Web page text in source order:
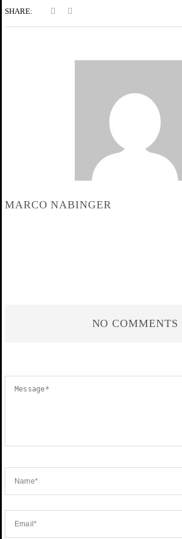
SHARE:
MARCO NABINGER
NO COMMENTS